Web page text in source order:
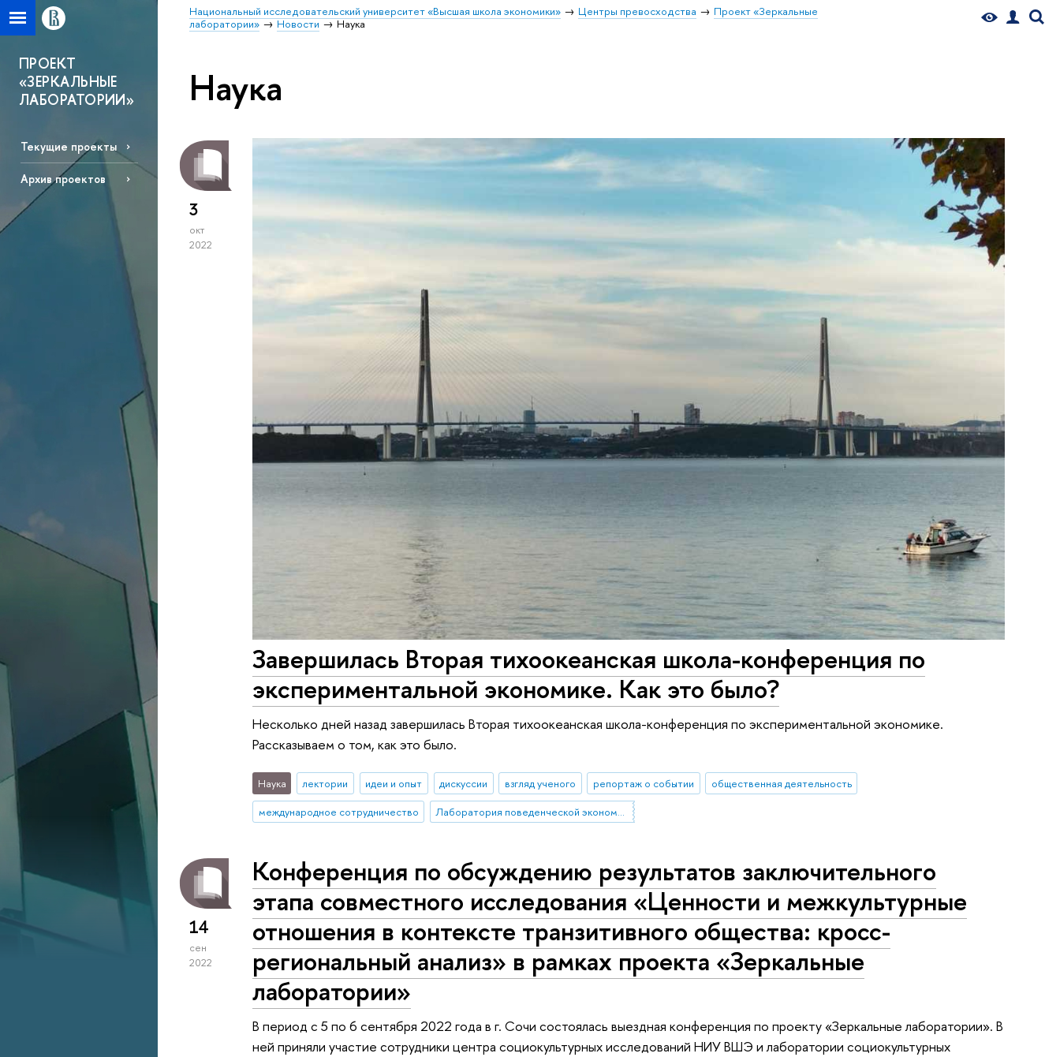
Национальный исследовательский университет «Высшая школа экономики» Центры превосходства
Проект «Зеркальные
лаборатории»
Новости Наука
ПРОЕКТ
«ЗЕРКАЛЬНЫЕ
ЛАБОРАТОРИИ»
Текущие проекты
Архив проектов
Наука
3
окт
2022
Завершилась Вторая тихоокеанская школа-конференция по
экспериментальной экономике. Как это было?
Несколько дней назад завершилась Вторая тихоокеанская школа-конференция по экспериментальной экономике.
Рассказываем о том, как это было.
Наука лектории идеи и опыт дискуссии взгляд ученого репортаж о событии
общественная деятельность
международное сотрудничество
Лаборатория поведенческой экономики и финансов
14
сен
2022
Конференция по обсуждению результатов заключительного
этапа совместного исследования «Ценности и межкультурные
отношения в контексте транзитивного общества: кросс-
региональный анализ» в рамках проекта «Зеркальные
лаборатории»
В период с 5 по 6 сентября 2022 года в г. Сочи состоялась выездная конференция по проекту «Зеркальные лаборатории». В
ней приняли участие сотрудники центра социокультурных исследований НИУ ВШЭ и лаборатории социокультурных